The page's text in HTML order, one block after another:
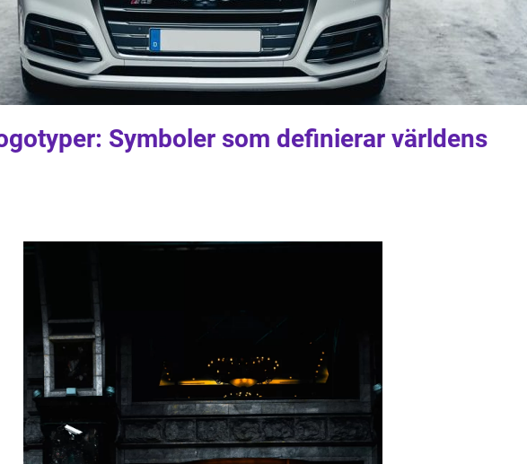
Symboler som definierar världens